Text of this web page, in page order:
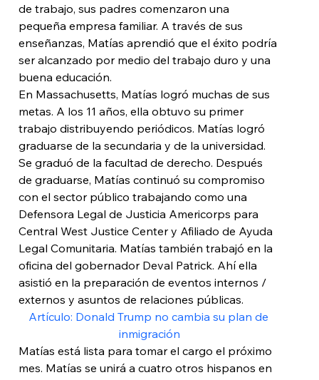
de trabajo, sus padres comenzaron una
pequeña empresa familiar. A través de sus
enseñanzas, Matías aprendió que el éxito podría
ser alcanzado por medio del trabajo duro y una
buena educación.
En Massachusetts, Matías logró muchas de sus
metas. A los 11 años, ella obtuvo su primer
trabajo distribuyendo periódicos. Matías logró
graduarse de la secundaria y de la universidad.
Se graduó de la facultad de derecho. Después
de graduarse, Matías continuó su compromiso
con el sector público trabajando como una
Defensora Legal de Justicia Americorps para
Central West Justice Center y Afiliado de Ayuda
Legal Comunitaria. Matías también trabajó en la
oficina del gobernador Deval Patrick. Ahí ella
asistió en la preparación de eventos internos /
externos y asuntos de relaciones públicas.
Artículo: Donald Trump no cambia su plan de
inmigración
Matías está lista para tomar el cargo el próximo
mes. Matías se unirá a cuatro otros hispanos en